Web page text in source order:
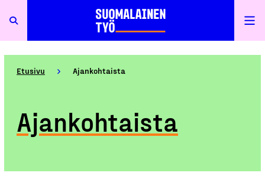
Etusivu Ajankohtaista
Ajankohtaista